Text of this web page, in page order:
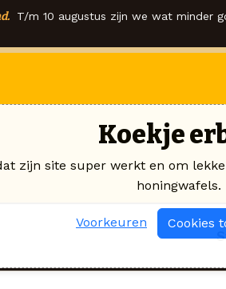
T/m 10 augustus zijn we wat minder
Koekje
zijn site super werkt en om
honingwafels.
Voorkeuren Cookies